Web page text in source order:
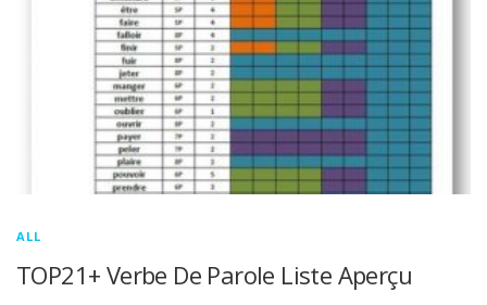
ALL
TOP21+ Verbe De Parole Liste Aperçu